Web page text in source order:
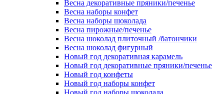
Весна декоративные пряники/печенье
Весна наборы конфет
Весна наборы шоколада
Весна пирожные/печенье
Весна шоколад плиточный /батончики
Весна шоколад фигурный
Новый год декоративная карамель
Новый год декоративные пряники/печенье
Новый год конфеты
Новый год наборы конфет
Новый год наборы шоколада